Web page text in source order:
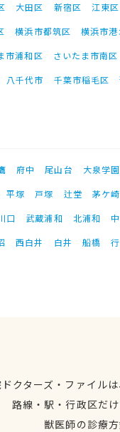
大田区 新宿区 江東区
横浜市都筑区 横浜市
市浦和区 さいたま市南区
八千代市 千葉市稲毛区
府中 尾山台 大泉学園
平塚 戸塚 辻堂 茅ケ崎
口 武蔵浦和 北浦和
西白井 白井 船橋
クターズ・ファイル
路線・駅・行政区だ
獣医師の診療